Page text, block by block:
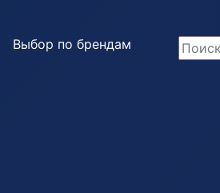
Выбор по брендам